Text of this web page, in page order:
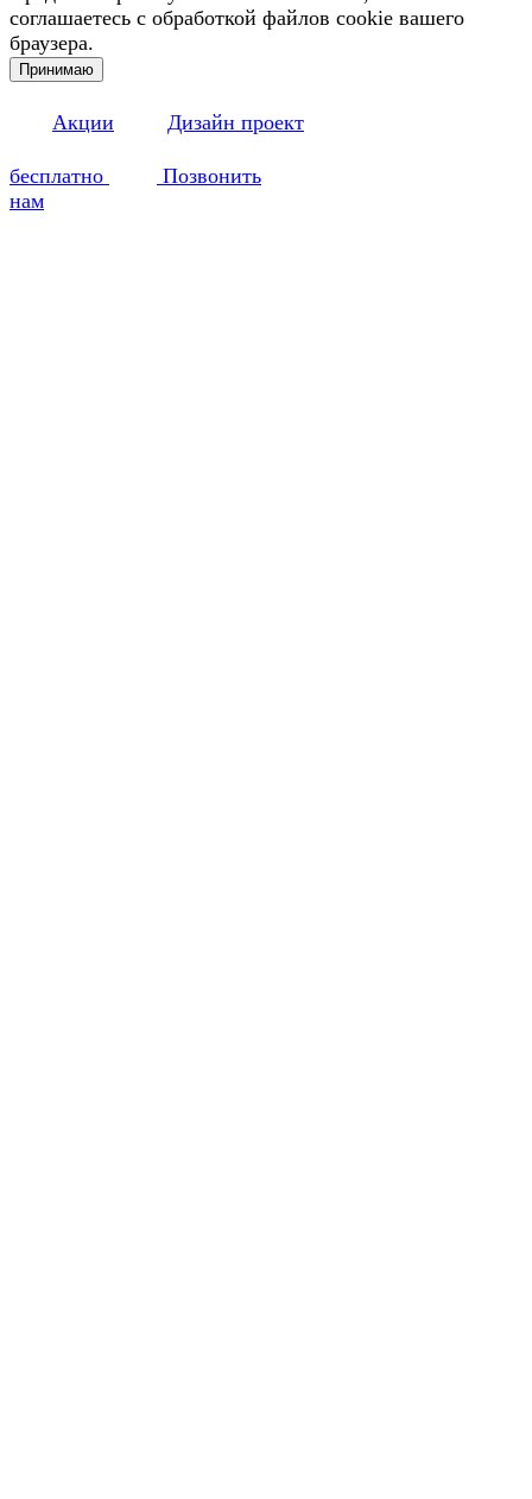
соглашаетесь с обработкой файлов cookie вашего
браузера.
Принимаю
Акции Дизайн проект
бесплатно
Позвонить
нам